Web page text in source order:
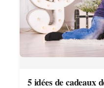
5 idées de cadeaux